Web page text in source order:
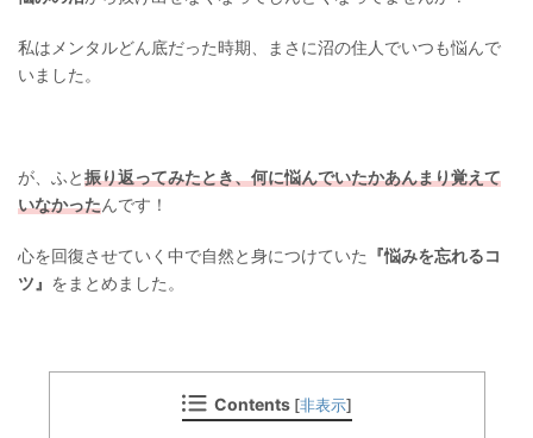
私はメンタルどん底だった時期、まさに沼の住人でいつも悩んで
いました。
が、ふと振り返ってみたとき、何に悩んでいたかあんまり覚えて
いなかったんです！
心を回復させていく中で自然と身につけていた 『悩みを忘れるコ
ツ』 をまとめました。
Contents [非表示]